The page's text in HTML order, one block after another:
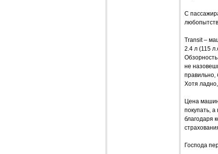
С
Transit –
2.4 л (115
не
правильно,
Хотя
Цена
покупать,
благодаря
Господа